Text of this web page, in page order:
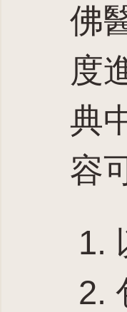
佛
度
典
容